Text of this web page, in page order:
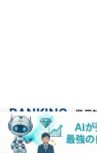
RANKING - 業界
1
【マスコミ業